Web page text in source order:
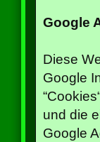
Google
Diese
Google
und die
Google